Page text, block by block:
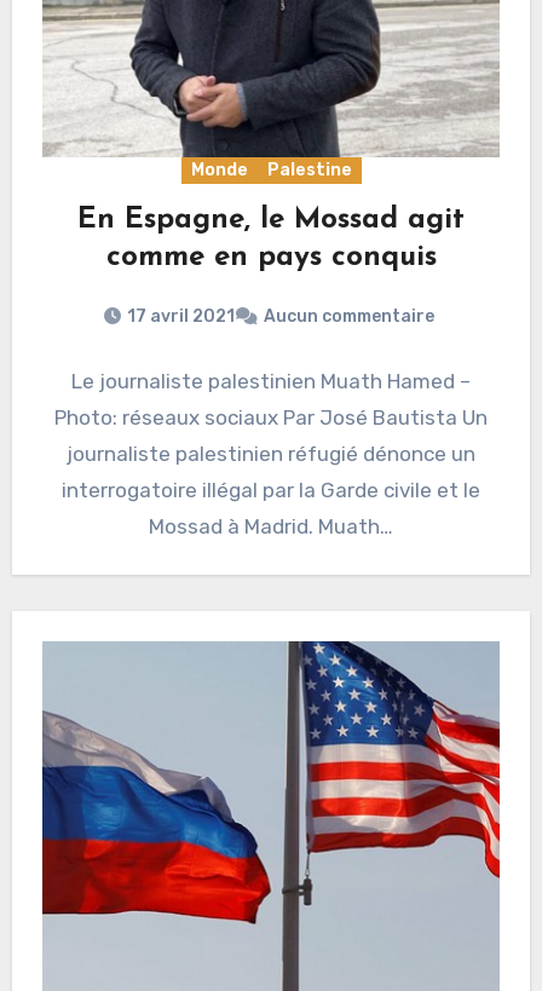
Monde Palestine
En Espagne, le Mossad agit
comme en pays conquis
17 avril 2021 Aucun commentaire
Le journaliste palestinien Muath Hamed –
Photo: réseaux sociaux Par José Bautista Un
journaliste palestinien réfugié dénonce un
interrogatoire illégal par la Garde civile et le
Mossad à Madrid. Muath…